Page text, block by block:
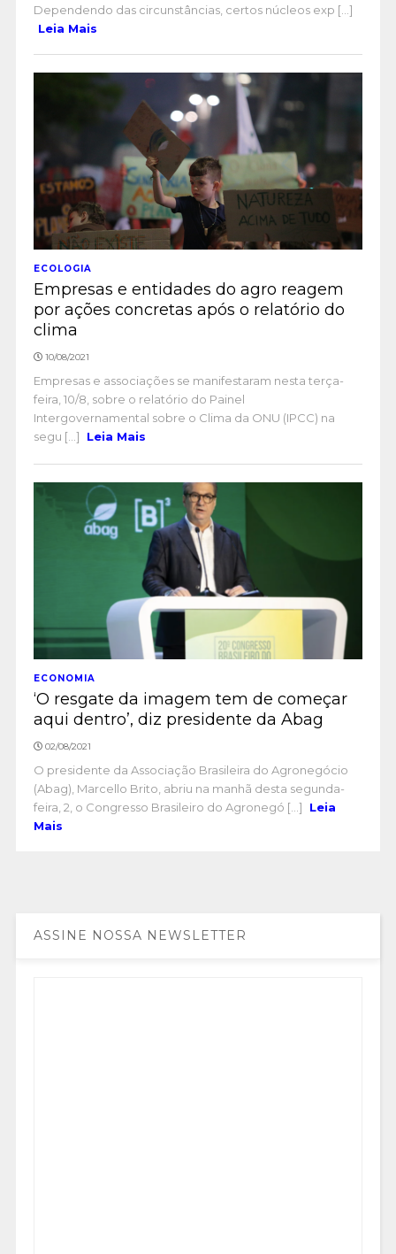
Dependendo das circunstâncias, certos núcleos exp [...]
Leia Mais
ECOLOGIA
Empresas e entidades do agro reagem
por ações concretas após o relatório do
clima
10/08/2021
Empresas e associações se manifestaram nesta terça-
feira, 10/8, sobre o relatório do Painel
Intergovernamental sobre o Clima da ONU (IPCC) na
segu [...]
Leia Mais
ECONOMIA
‘O resgate da imagem tem de começar
aqui dentro’, diz presidente da Abag
02/08/2021
O presidente da Associação Brasileira do Agronegócio
(Abag), Marcello Brito, abriu na manhã desta segunda-
feira, 2, o Congresso Brasileiro do Agronegó [...]
Leia
Mais
ASSINE NOSSA NEWSLETTER